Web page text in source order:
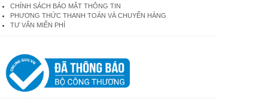
CHÍNH SÁCH BẢO MẬT THÔNG TIN
PHƯƠNG THỨC THANH TOÁN VÀ CHUYỂN HÀNG
TƯ VẤN MIỄN PHÍ